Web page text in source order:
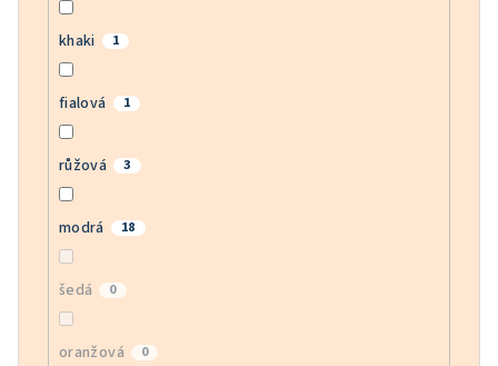
khaki 1
fialová 1
růžová 3
modrá 18
šedá 0
oranžová 0